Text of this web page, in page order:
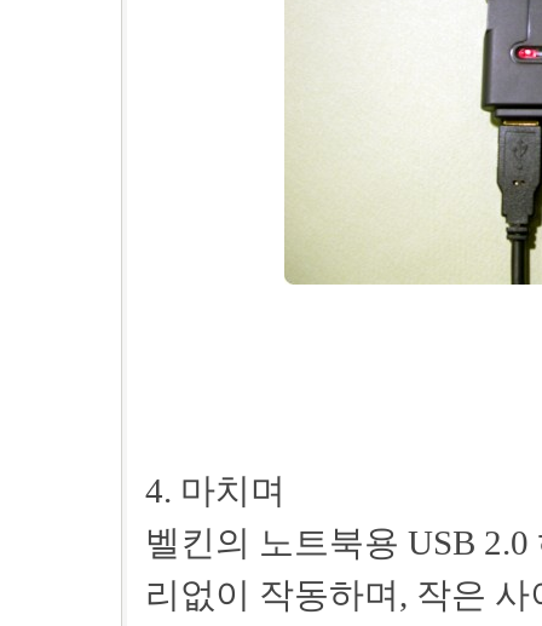
4. 마치며
벨킨의 노트북용 USB
리없이 작동하며, 작은